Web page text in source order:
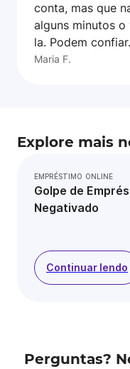
conta, mas que
alguns minutos o
la. Podem
Maria F.
Explore mais
EMPRÉSTIMO ONLINE
Golpe de
Negativado
Continuar lendo
Perguntas?